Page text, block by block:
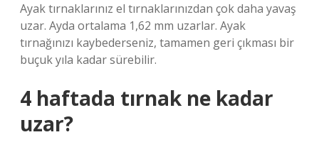
Ayak tırnaklarınız el tırnaklarınızdan çok daha yavaş
uzar. Ayda ortalama 1,62 mm uzarlar. Ayak
tırnağınızı kaybederseniz, tamamen geri çıkması bir
buçuk yıla kadar sürebilir.
4 haftada tırnak ne kadar
uzar?